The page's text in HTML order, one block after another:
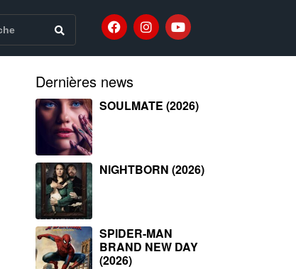
Dernières news
SOULMATE (2026)
NIGHTBORN (2026)
SPIDER-MAN
BRAND NEW DAY
(2026)